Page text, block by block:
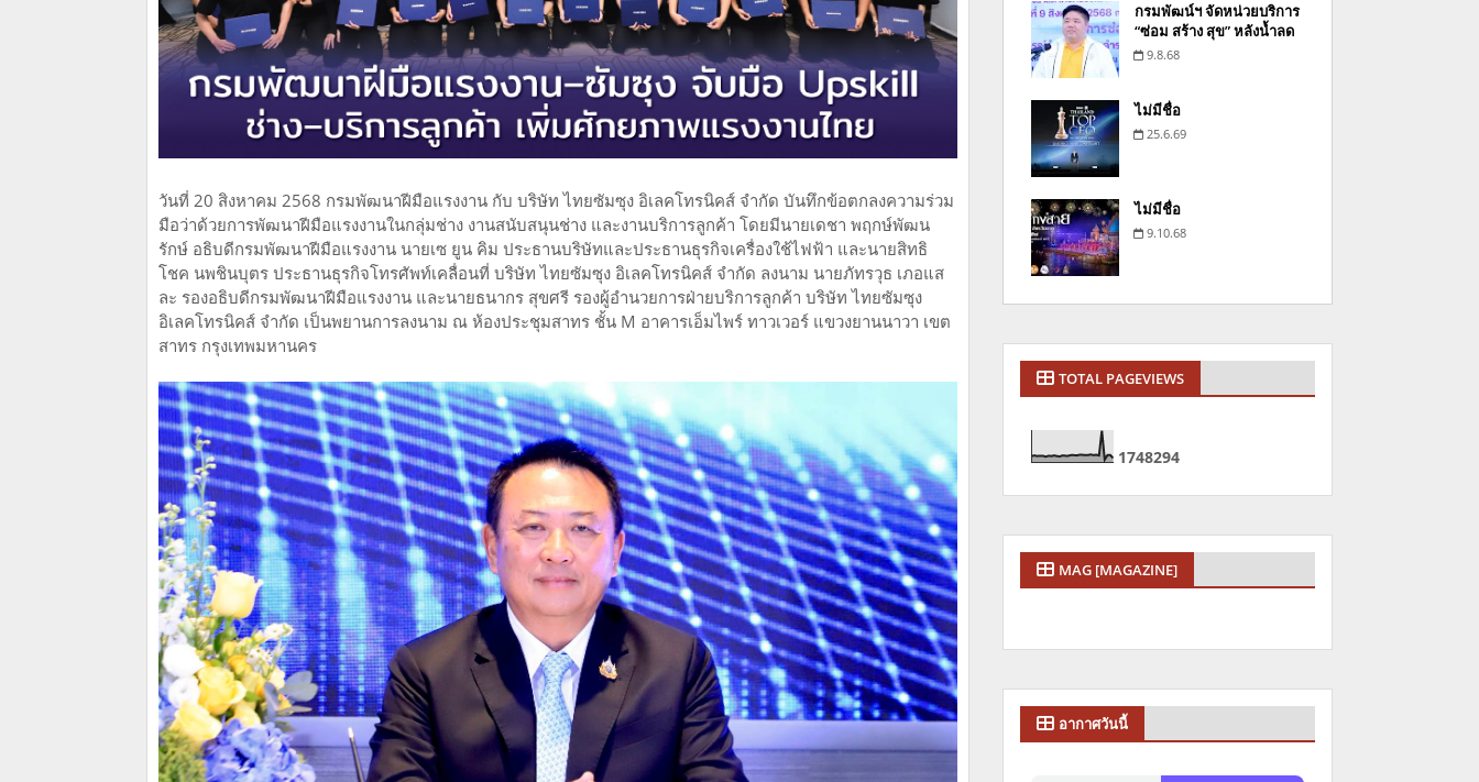
วันที่ 20 สิงหาคม 2568 กรมพัฒนาฝีมือแรงงาน กับ บริษัท ไทยซัมซุง อิเลคโทรนิคส์ จำกัด บันทึกข้อตกลงความร่วม
มือว่าด้วยการพัฒนาฝีมือแรงงานในกลุ่มช่าง งานสนับสนุนช่าง และงานบริการลูกค้า โดยมีนายเดชา พฤกษ์พัฒน
รักษ์ อธิบดีกรมพัฒนาฝีมือแรงงาน นายเซ ยูน คิม ประธานบริษัทและประธานธุรกิจเครื่องใช้ไฟฟ้า และนายสิทธิ
โชค นพชินบุตร ประธานธุรกิจโทรศัพท์เคลื่อนที่ บริษัท ไทยซัมซุง อิเลคโทรนิคส์ จำกัด ลงนาม นายภัทรวุธ เภอแส
ละ รองอธิบดีกรมพัฒนาฝีมือแรงงาน และนายธนากร สุขศรี รองผู้อำนวยการฝ่ายบริการลูกค้า บริษัท ไทยซัมซุง
อิเลคโทรนิคส์ จำกัด เป็นพยานการลงนาม ณ ห้องประชุมสาทร ชั้น M อาคารเอ็มไพร์ ทาวเวอร์ แขวงยานนาวา เขต
สาทร กรุงเทพมหานคร
กรมพัฒน์ฯ จัดหน่วยบริการ
“ซ่อม สร้าง สุข” หลังน้ำลด
9.8.68
ไม่มีชื่อ
25.6.69
ไม่มีชื่อ
9.10.68
TOTAL PAGEVIEWS
1748294
MAG [MAGAZINE]
อากาศวันนี้